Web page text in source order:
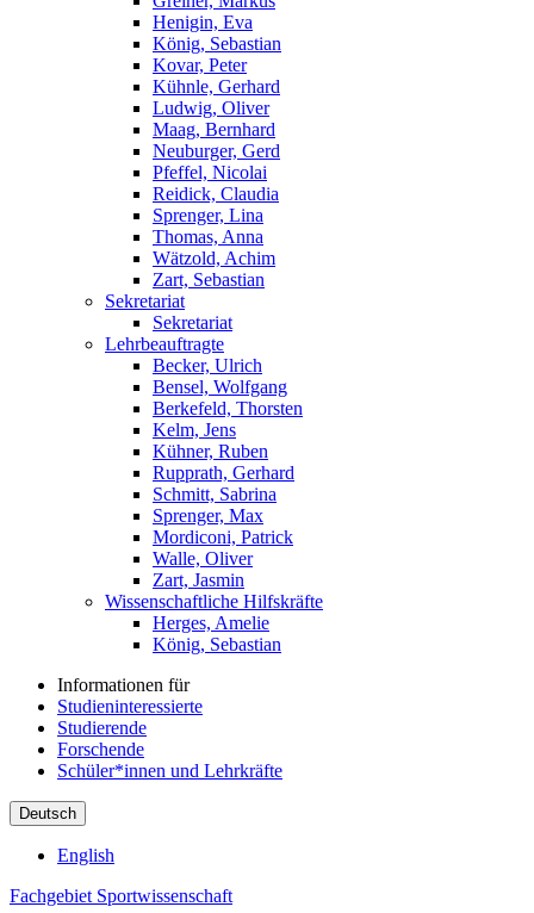
Henigin, Eva
König, Sebastian
Kovar, Peter
Kühnle, Gerhard
Ludwig, Oliver
Maag, Bernhard
Neuburger, Gerd
Pfeffel, Nicolai
Reidick, Claudia
Sprenger, Lina
Thomas, Anna
Wätzold, Achim
Zart, Sebastian
Sekretariat
Sekretariat
Lehrbeauftragte
Becker, Ulrich
Bensel, Wolfgang
Berkefeld, Thorsten
Kelm, Jens
Kühner, Ruben
Rupprath, Gerhard
Schmitt, Sabrina
Sprenger, Max
Mordiconi, Patrick
Walle, Oliver
Zart, Jasmin
Wissenschaftliche Hilfskräfte
Herges, Amelie
König, Sebastian
Informationen für
Studieninteressierte
Studierende
Forschende
Schüler*innen und Lehrkräfte
Deutsch
English
Fachgebiet Sportwissenschaft